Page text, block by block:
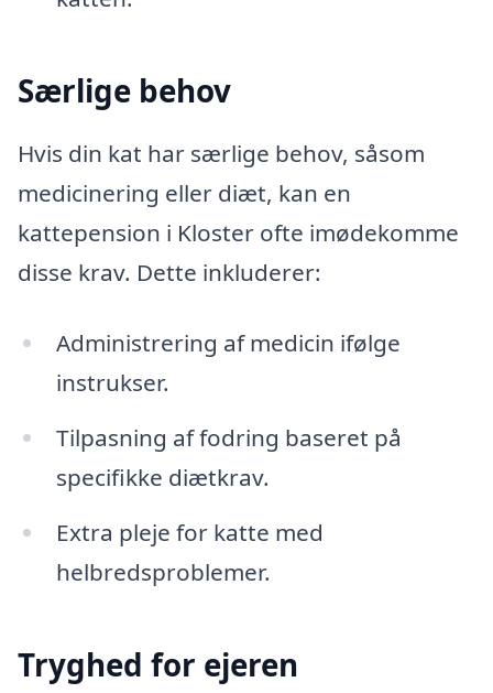
Særlige behov
Hvis din kat har særlige behov, såsom
medicinering eller diæt, kan en
kattepension i Kloster ofte imødekomme
disse krav. Dette inkluderer:
Administrering af medicin ifølge
instrukser.
Tilpasning af fodring baseret på
specifikke diætkrav.
Extra pleje for katte med
helbredsproblemer.
Tryghed for ejeren